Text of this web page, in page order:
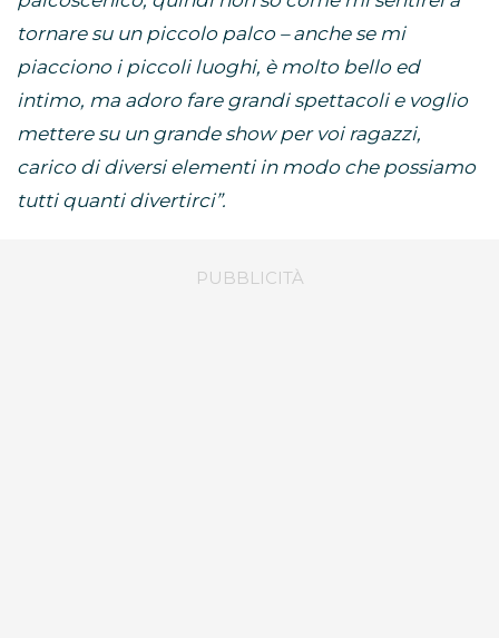
tornare su un piccolo palco – anche se mi
piacciono i piccoli luoghi, è molto bello ed
intimo, ma adoro fare grandi spettacoli e voglio
mettere su un grande show per voi ragazzi,
carico di diversi elementi in modo che possiamo
tutti quanti divertirci”.